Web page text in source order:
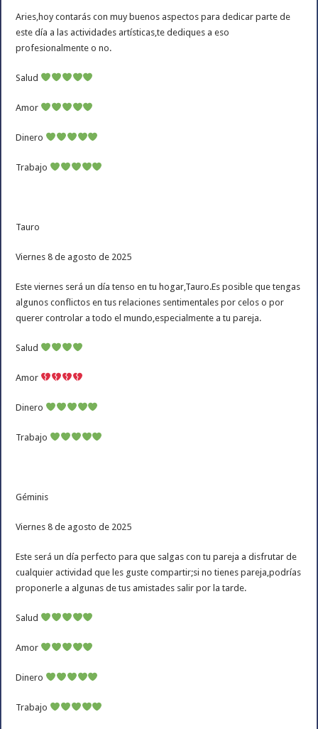
Aries,hoy contarás con muy buenos aspectos para dedicar parte de
este día a las actividades artísticas,te dediques a eso
profesionalmente o no.
Salud
Amor
Dinero
Trabajo
Tauro
Viernes 8 de agosto de 2025
Este viernes será un día tenso en tu hogar,Tauro.Es posible que tengas
algunos conflictos en tus relaciones sentimentales por celos o por
querer controlar a todo el mundo,especialmente a tu pareja.
Salud
Amor
Dinero
Trabajo
Géminis
Viernes 8 de agosto de 2025
Este será un día perfecto para que salgas con tu pareja a disfrutar de
cualquier actividad que les guste compartir;si no tienes pareja,podrías
proponerle a algunas de tus amistades salir por la tarde.
Salud
Amor
Dinero
Trabajo